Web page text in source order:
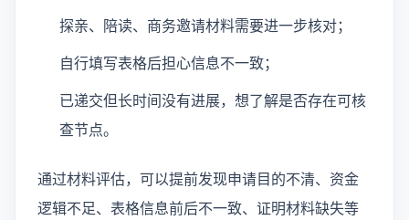
探亲、陪读、商务邀请材料需要进一步核对；
自行填写表格后担心信息不一致；
已递交但长时间没有进展，想了解是否存在可核
查节点。
通过材料评估，可以提前发现申请目的不清、资金
逻辑不足、表格信息前后不一致、证明材料缺失等